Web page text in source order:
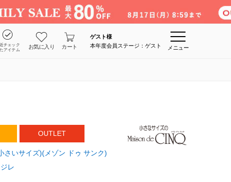
チェック
アイテム
お気に入り カート
ゲスト様
本年度会員ステージ：ゲスト
メニュー
OUTLET
さいサイズ)(メゾン ドゥ サンク)
レ